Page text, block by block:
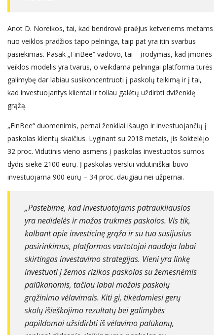
Anot D. Noreikos, tai, kad bendrovė praėjus ketveriems metams
nuo veiklos pradžios tapo pelninga, taip pat yra itin svarbus
pasiekimas. Pasak „FinBee“ vadovo, tai – įrodymas, kad įmonės
veiklos modelis yra tvarus, o veikdama pelningai platforma turės
galimybę dar labiau susikoncentruoti į paskolų teikimą ir į tai,
kad investuojantys klientai ir toliau galėtų uždirbti dviženklę
grąžą.
„FinBee“ duomenimis, pernai ženkliai išaugo ir investuojančių į
paskolas klientų skaičius. Lyginant su 2018 metais, jis šoktelėjo
32 proc. Vidutinis vieno asmens į paskolas investuotos sumos
dydis siekė 2100 eurų. Į paskolas verslui vidutiniškai buvo
investuojama 900 eurų – 34 proc. daugiau nei užpernai.
„Pastebime, kad investuotojams patraukliausios
yra nedidelės ir mažos trukmės paskolos. Vis tik,
kalbant apie investicinę grąža ir su tuo susijusius
pasirinkimus, platformos vartotojai naudoja labai
skirtingas investavimo strategijas. Vieni yra linkę
investuoti į žemos rizikos paskolas su žemesnėmis
palūkanomis, tačiau labai mažais paskolų
grąžinimo vėlavimais. Kiti gi, tikėdamiesi gerų
skolų išieškojimo rezultatų bei galimybės
papildomai užsidirbti iš vėlavimo palūkanų,